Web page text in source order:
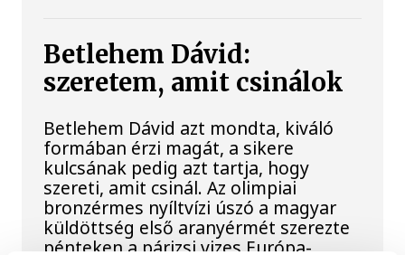
Betlehem Dávid:
szeretem, amit csinálok
Betlehem Dávid azt mondta, kiváló
formában érzi magát, a sikere
kulcsának pedig azt tartja, hogy
szereti, amit csinál. Az olimpiai
bronzérmes nyíltvízi úszó a magyar
küldöttség első aranyérmét szerezte
pénteken a párizsi vizes Európa-